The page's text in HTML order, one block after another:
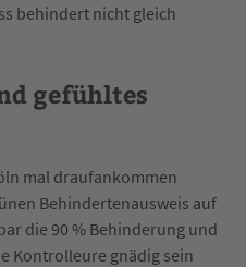
behindert nicht gleich
gefühltes
mal draufankommen
Behindertenausweis auf
die 90 % Behinderung und
Kontrolleure gnädig sein